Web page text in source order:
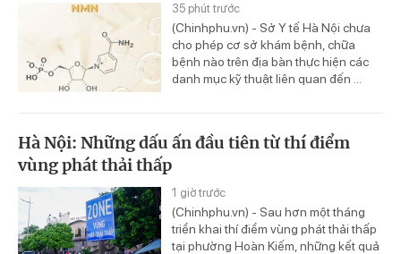
35 phút trước
(Chinhphu.vn) - Sở Y tế Hà Nội chưa
cho phép cơ sở khám bệnh, chữa
bệnh nào trên địa bàn thực hiện các
danh mục kỹ thuật liên quan đến ...
Hà Nội: Những dấu ấn đầu tiên từ thí điểm
vùng phát thải thấp
1 giờ trước
(Chinhphu.vn) - Sau hơn một tháng
triển khai thí điểm vùng phát thải thấp
tại phường Hoàn Kiếm, những kết quả